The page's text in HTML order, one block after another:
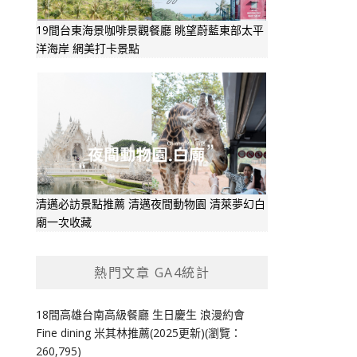
19間台東海景咖啡景觀餐廳 眺望蔚藍東部太平
洋海岸 網美打卡景點
清邁必訪景點推薦 清邁夜間動物園 清萊夢幻白
廟一次收藏
熱門文章 GA4統計
18間高雄台南高級餐廳 生日慶生 浪漫約會
Fine dining 米其林推薦(2025更新)(瀏覽：
260,795)